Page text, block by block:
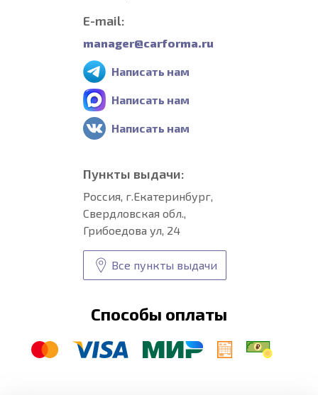
E-mail:
manager@carforma.ru
Написать нам
Написать нам
Написать нам
Пункты выдачи:
Россия, г.Екатеринбург,
Свердловская обл.,
Грибоедова ул, 24
Все пункты выдачи
Способы оплаты